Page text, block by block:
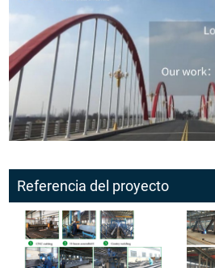
Referencia del proyecto